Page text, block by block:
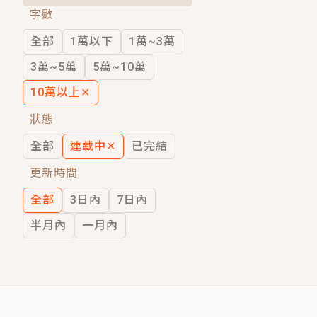
穿越｜《穿越遠古後成了野人娘子》你
字數
全部
1萬以下
1萬~3萬
3萬~5萬
5萬~10萬
10萬以上 ✕
狀態
全部
連載中 ✕
已完結
更新時間
全部
3日內
7日內
半月內
一月內